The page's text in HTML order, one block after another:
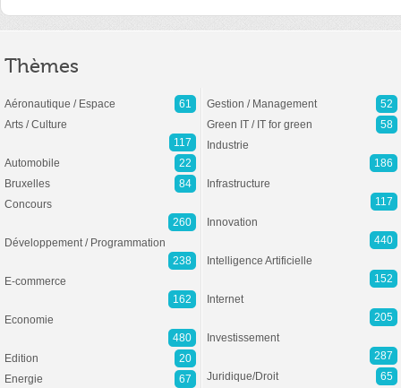
Thèmes
Aéronautique / Espace
61
Arts / Culture
117
Automobile
22
Bruxelles
84
Concours
260
Développement / Programmation
238
E-commerce
162
Economie
480
Edition
20
Energie
67
Gestion / Management
52
Green IT / IT for green
58
Industrie
186
Infrastructure
117
Innovation
440
Intelligence Artificielle
152
Internet
205
Investissement
287
Juridique/Droit
65